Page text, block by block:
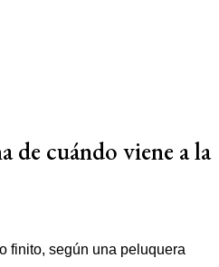
de cuándo viene a la